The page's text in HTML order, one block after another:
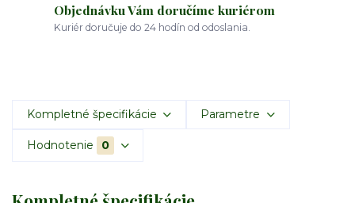
Objednávku Vám doručíme kuriérom
Kuriér doručuje do 24 hodín od odoslania.
Kompletné špecifikácie Parametre
Hodnotenie 0